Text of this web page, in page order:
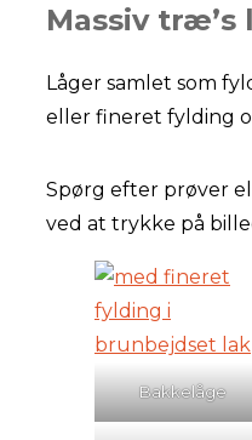
Massiv træ’s
Låger samlet som
eller fineret fylding
Spørg efter prøver
ved at trykke på
Bakkelåge